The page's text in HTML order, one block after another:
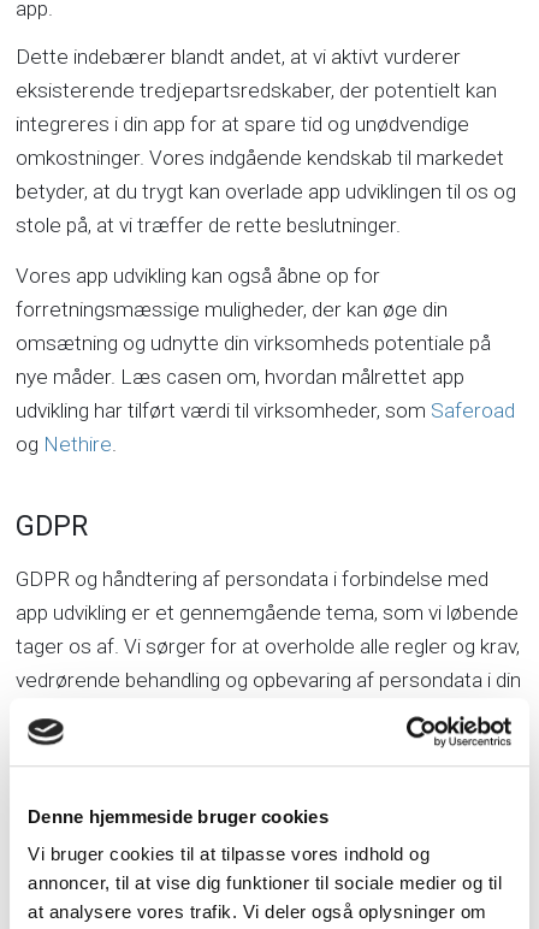
Denne hjemmeside bruger cookies
Vi bruger cookies til at tilpasse vores indhold og
annoncer, til at vise dig funktioner til sociale medier og til
at analysere vores trafik. Vi deler også oplysninger om
app.
Dette indebærer blandt andet, at vi aktivt vurderer
eksisterende tredjepartsredskaber, der potentielt kan
integreres i din app for at spare tid og unødvendige
omkostninger. Vores indgående kendskab til markedet
betyder, at du trygt kan overlade app udviklingen til os og
stole på, at vi træffer de rette beslutninger.
Vores app udvikling kan også åbne op for
forretningsmæssige muligheder, der kan øge din
omsætning og udnytte din virksomheds potentiale på
nye måder. Læs casen om, hvordan målrettet app
udvikling har tilført værdi til virksomheder, som Saferoad
og Nethire
GDPR
GDPR og håndtering af persondata i forbindelse med
app udvikling er et gennemgående tema, som vi løbende
tager os af. Vi sørger for at overholde alle regler og krav,
vedrørende behandling og opbevaring af persondata i din
app-basseret løsning for at sikre, at de nødvendige
retningslinjer overholdes,
se vores ISAE 3000-erklæring
Lad Axla hjælpe dig med at skabe en app, der ikke kun er
værdifuld, men også sikker og i overensstemmelse med
lovgivningen.